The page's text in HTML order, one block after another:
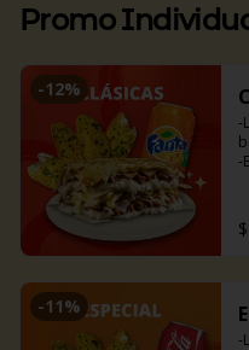
Promo
-12%
-
-
-11%
-